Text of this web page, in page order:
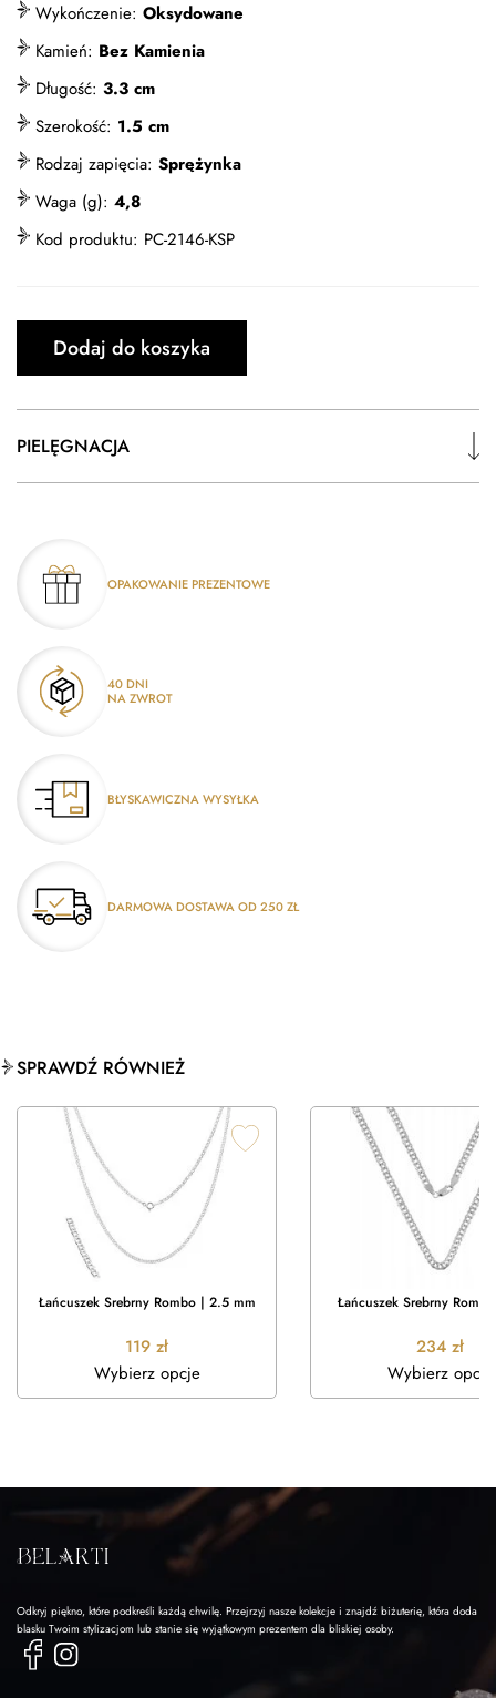
Wykończenie: Oksydowane
Kamień: Bez Kamienia
Długość: 3.3 cm
Szerokość: 1.5 cm
Rodzaj zapięcia: Sprężynka
Waga (g): 4,8
Kod produktu: PC-2146-KSP
Dodaj do koszyka
PIELĘGNACJA
OPAKOWANIE PREZENTOWE
40 DNI
NA ZWROT
BŁYSKAWICZNA WYSYŁKA
DARMOWA DOSTAWA OD 250 ZŁ
SPRAWDŹ RÓWNIEŻ
Łańcuszek Srebrny Rombo | 2.5 mm
119 zł
Wybierz opcje
Łańcuszek Srebrny
234 zł
Wybierz opcje
Odkryj piękno, które podkreśli każdą chwilę. Przejrzyj nasze kolekcje i znajdź biżuterię, która doda
blasku Twoim stylizacjom lub stanie się wyjątkowym prezentem dla bliskiej osoby.